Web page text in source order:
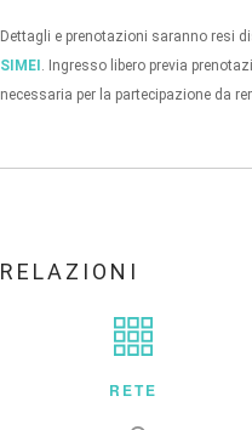
Dettagli e prenotazioni saranno resi
SIMEI . Ingresso libero previa
necessaria per la partecipazione da
RELAZIONI
RETE